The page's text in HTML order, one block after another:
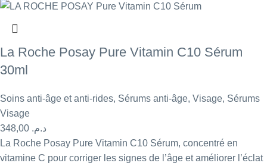
La Roche Posay Pure Vitamin C10 Sérum
30ml
Soins anti-âge et anti-rides, Sérums anti-âge, Visage, Sérums
Visage
د.م.
La Roche Posay Pure Vitamin C10 Sérum, concentré en
vitamine C pour corriger les signes de l’âge et améliorer l’éclat